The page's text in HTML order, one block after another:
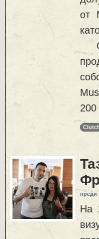
от
преди
На